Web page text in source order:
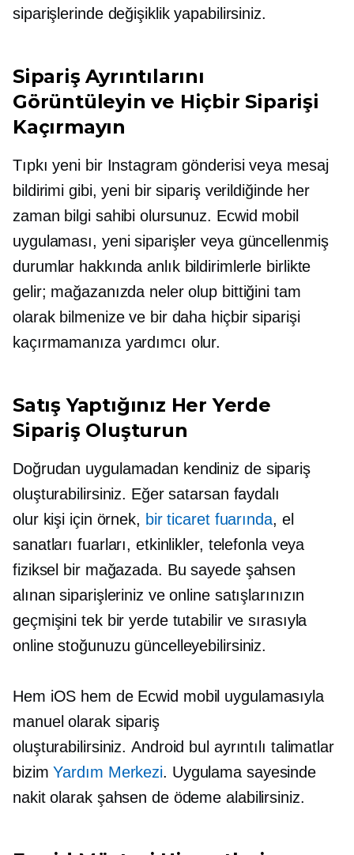
siparişlerinde değişiklik yapabilirsiniz.
Sipariş Ayrıntılarını
Görüntüleyin ve Hiçbir Siparişi
Kaçırmayın
Tıpkı yeni bir Instagram gönderisi veya mesaj
bildirimi gibi, yeni bir sipariş verildiğinde her
zaman bilgi sahibi olursunuz. Ecwid mobil
uygulaması, yeni siparişler veya güncellenmiş
durumlar hakkında anlık bildirimlerle birlikte
gelir; mağazanızda neler olup bittiğini tam
olarak bilmenize ve bir daha hiçbir siparişi
kaçırmamanıza yardımcı olur.
Satış Yaptığınız Her Yerde
Sipariş Oluşturun
Doğrudan uygulamadan kendiniz de sipariş
oluşturabilirsiniz. Eğer satarsan faydalı
olur kişi için örnek, bir ticaret fuarında, el
sanatları fuarları, etkinlikler, telefonla veya
fiziksel bir mağazada. Bu sayede şahsen
alınan siparişleriniz ve online satışlarınızın
geçmişini tek bir yerde tutabilir ve sırasıyla
online stoğunuzu güncelleyebilirsiniz.
Hem iOS hem de Ecwid mobil uygulamasıyla
manuel olarak sipariş
oluşturabilirsiniz. Android bul ayrıntılı talimatlar
bizimYardım Merkezi. Uygulama sayesinde
nakit olarak şahsen de ödeme alabilirsiniz.